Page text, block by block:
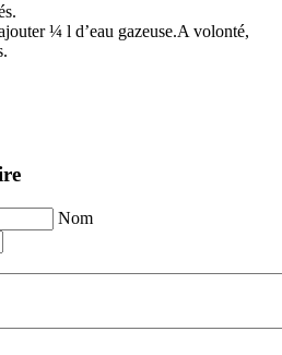
¼ l d’eau gazeuse.A volonté,
Nom